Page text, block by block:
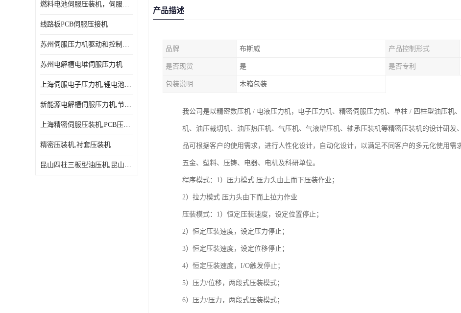
燃料电池伺服压装机，伺服压力机型号齐全
线路板PCB伺服压接机
苏州伺服压力机驱动和控制技术
苏州电解槽电堆伺服压力机
上海伺服电子压力机,锂电池伺服压力机 用途广发操作简单
新能源电解槽伺服压力机,节能效果达80%以上
上海精密伺服压装机,PCB压接机,线路板压接机
精密压装机,衬套压装机
昆山四柱三板型油压机,昆山精密伺服压力机
产品描述
品牌 布斯威 产品控制形式
是否现货 是 是否专利
包装说明 木箱包装
我公司是以精密数压机 / 电液压力机，电子压力机、精密伺服压力机、单柱 / 四柱型油压机
机、油压裁切机、油压热压机、气压机、气液增压机、轴承压装机等精密压装机的设计研发
品可根据客户的使用需求，进行人性化设计，自动化设计，以满足不同客户的多元化使用
五金、塑料、压铸、电器、电机及科研单位。
程序模式：1）压力模式 压力头由上而下压装作业；
2）拉力模式 压力头由下而上拉力作业
压装模式：1）恒定压装速度，设定位置停止；
2）恒定压装速度，设定压力停止；
3）恒定压装速度，设定位移停止；
4）恒定压装速度，I/O触发停止；
5）压力/位移，两段式压装模式；
6）压力/压力，两段式压装模式；